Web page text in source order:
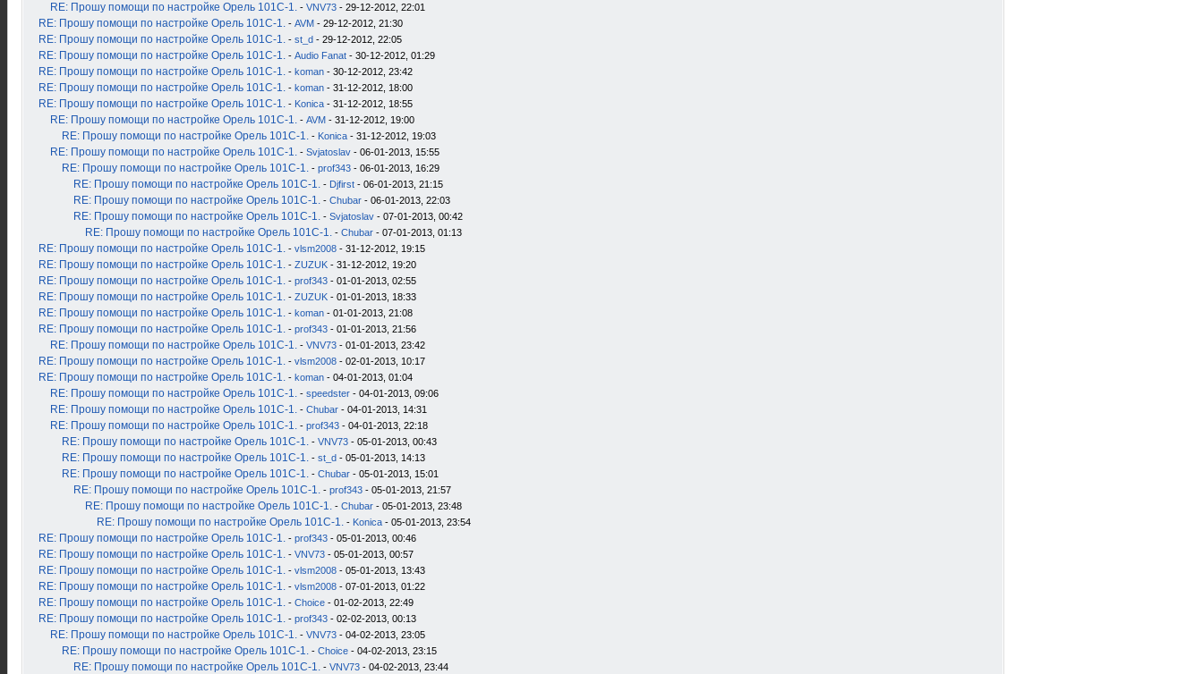
RE: Прошу помощи по настройке Орель 101С-1. - VNV73 - 29-12-2012, 22:01
RE: Прошу помощи по настройке Орель 101С-1. - AVM - 29-12-2012, 21:30
RE: Прошу помощи по настройке Орель 101С-1. - st_d - 29-12-2012, 22:05
RE: Прошу помощи по настройке Орель 101С-1. - Audio Fanat - 30-12-2012, 01:29
RE: Прошу помощи по настройке Орель 101С-1. - koman - 30-12-2012, 23:42
RE: Прошу помощи по настройке Орель 101С-1. - koman - 31-12-2012, 18:00
RE: Прошу помощи по настройке Орель 101С-1. - Konica - 31-12-2012, 18:55
RE: Прошу помощи по настройке Орель 101С-1. - AVM - 31-12-2012, 19:00
RE: Прошу помощи по настройке Орель 101С-1. - Konica - 31-12-2012, 19:03
RE: Прошу помощи по настройке Орель 101С-1. - Svjatoslav - 06-01-2013, 15:55
RE: Прошу помощи по настройке Орель 101С-1. - prof343 - 06-01-2013, 16:29
RE: Прошу помощи по настройке Орель 101С-1. - Djfirst - 06-01-2013, 21:15
RE: Прошу помощи по настройке Орель 101С-1. - Chubar - 06-01-2013, 22:03
RE: Прошу помощи по настройке Орель 101С-1. - Svjatoslav - 07-01-2013, 00:42
RE: Прошу помощи по настройке Орель 101С-1. - Chubar - 07-01-2013, 01:13
RE: Прошу помощи по настройке Орель 101С-1. - vlsm2008 - 31-12-2012, 19:15
RE: Прошу помощи по настройке Орель 101С-1. - ZUZUK - 31-12-2012, 19:20
RE: Прошу помощи по настройке Орель 101С-1. - prof343 - 01-01-2013, 02:55
RE: Прошу помощи по настройке Орель 101С-1. - ZUZUK - 01-01-2013, 18:33
RE: Прошу помощи по настройке Орель 101С-1. - koman - 01-01-2013, 21:08
RE: Прошу помощи по настройке Орель 101С-1. - prof343 - 01-01-2013, 21:56
RE: Прошу помощи по настройке Орель 101С-1. - VNV73 - 01-01-2013, 23:42
RE: Прошу помощи по настройке Орель 101С-1. - vlsm2008 - 02-01-2013, 10:17
RE: Прошу помощи по настройке Орель 101С-1. - koman - 04-01-2013, 01:04
RE: Прошу помощи по настройке Орель 101С-1. - speedster - 04-01-2013, 09:06
RE: Прошу помощи по настройке Орель 101С-1. - Chubar - 04-01-2013, 14:31
RE: Прошу помощи по настройке Орель 101С-1. - prof343 - 04-01-2013, 22:18
RE: Прошу помощи по настройке Орель 101С-1. - VNV73 - 05-01-2013, 00:43
RE: Прошу помощи по настройке Орель 101С-1. - st_d - 05-01-2013, 14:13
RE: Прошу помощи по настройке Орель 101С-1. - Chubar - 05-01-2013, 15:01
RE: Прошу помощи по настройке Орель 101С-1. - prof343 - 05-01-2013, 21:57
RE: Прошу помощи по настройке Орель 101С-1. - Chubar - 05-01-2013, 23:48
RE: Прошу помощи по настройке Орель 101С-1. - Konica - 05-01-2013, 23:54
RE: Прошу помощи по настройке Орель 101С-1. - prof343 - 05-01-2013, 00:46
RE: Прошу помощи по настройке Орель 101С-1. - VNV73 - 05-01-2013, 00:57
RE: Прошу помощи по настройке Орель 101С-1. - vlsm2008 - 05-01-2013, 13:43
RE: Прошу помощи по настройке Орель 101С-1. - vlsm2008 - 07-01-2013, 01:22
RE: Прошу помощи по настройке Орель 101С-1. - Choice - 01-02-2013, 22:49
RE: Прошу помощи по настройке Орель 101С-1. - prof343 - 02-02-2013, 00:13
RE: Прошу помощи по настройке Орель 101С-1. - VNV73 - 04-02-2013, 23:05
RE: Прошу помощи по настройке Орель 101С-1. - Choice - 04-02-2013, 23:15
RE: Прошу помощи по настройке Орель 101С-1. - VNV73 - 04-02-2013, 23:44